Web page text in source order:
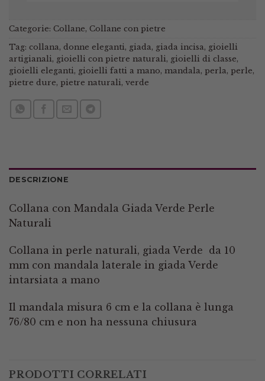
Categorie: Collane, Collane con pietre
Tag: collana, donne eleganti, giada, giada incisa, gioielli
artigianali, gioielli con pietre naturali, gioielli di classe,
gioielli eleganti, gioielli fatti a mano, mandala, perla, perle,
pietre dure, pietre naturali, verde
DESCRIZIONE
Collana con Mandala Giada Verde Perle
Naturali
Collana in perle naturali, giada Verde da 10
mm con mandala laterale in giada Verde
intarsiata a mano
Il mandala misura 6 cm e la collana è lunga
76/80 cm e non ha nessuna chiusura
PRODOTTI CORRELATI